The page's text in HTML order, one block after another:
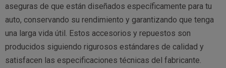
aseguras de que están diseñados específicamente para tu
auto, conservando su rendimiento y garantizando que tenga
una larga vida útil. Estos accesorios y repuestos son
producidos siguiendo rigurosos estándares de calidad y
satisfacen las especificaciones técnicas del fabricante.